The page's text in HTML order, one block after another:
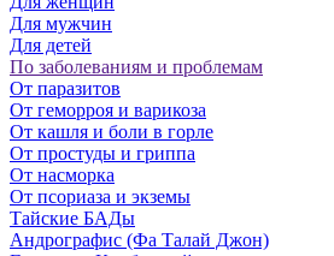
Для мужчин
Для детей
По заболеваниям и проблемам
От паразитов
Oт геморроя и варикоза
От кашля и боли в горле
От простуды и гриппа
От насморка
Oт псориаза и экземы
Тайские БАДы
Андрографис (Фа Талай Джон)